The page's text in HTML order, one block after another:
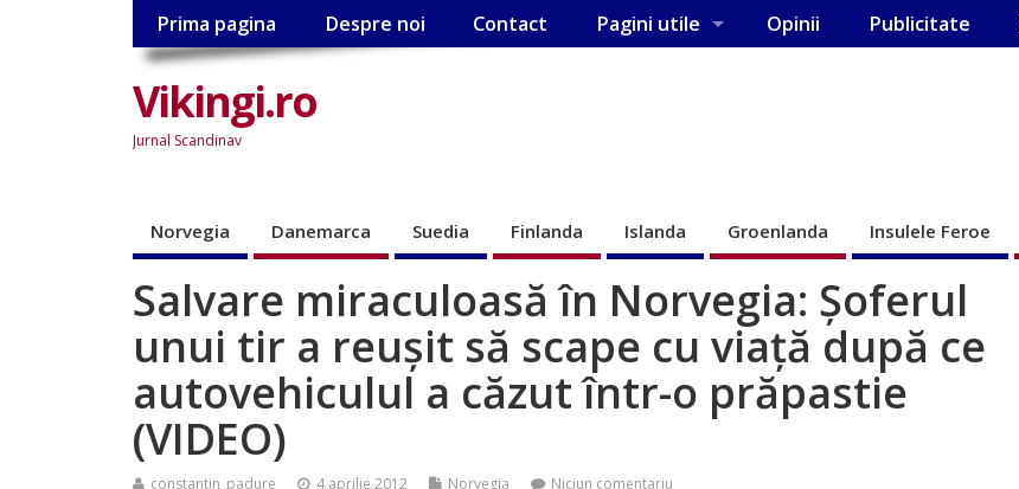
Prima pagina Despre noi Contact Pagini utile Opinii Publicitate
Vikingi.ro
Jurnal Scandinav
Norvegia Danemarca Suedia Finlanda Islanda Groenlanda Insulele Feroe
Salvare miraculoasă în Norvegia: Șoferul
unui tir a reușit să scape cu viață după ce
autovehiculul a căzut într-o prăpastie
(VIDEO)
constantin_padure 4 aprilie 2012 Norvegia Niciun comentariu